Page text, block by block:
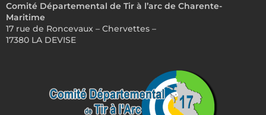
Comité Départemental de Tir à l’arc de Charente-
Maritime
17 rue de Roncevaux – Chervettes –
17380 LA DEVISE